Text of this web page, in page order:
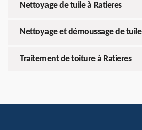
Nettoyage de tuile à Ratieres
Nettoyage et démoussage de tuile
Traitement de toiture à Ratieres